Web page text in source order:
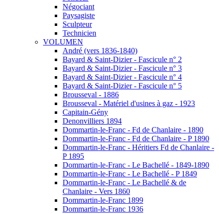
Négociant
Paysagiste
Sculpteur
Technicien
VOLUMEN
André (vers 1836-1840)
Bayard & Saint-Dizier - Fascicule n° 2
Bayard & Saint-Dizier - Fascicule n° 3
Bayard & Saint-Dizier - Fascicule n° 4
Bayard & Saint-Dizier - Fascicule n° 5
Brousseval - 1886
Brousseval - Matériel d'usines à gaz - 1923
Capitain-Gény
Denonvilliers 1894
Dommartin-le-Franc - Fd de Chanlaire - 1890
Dommartin-le-Franc - Fd de Chanlaire - P 1890
Dommartin-le-Franc - Héritiers Fd de Chanlaire -
P 1895
Dommartin-le-Franc - Le Bachellé - 1849-1890
Dommartin-le-Franc - Le Bachellé - P 1849
Dommartin-le-Franc - Le Bachellé & de
Chanlaire - Vers 1860
Dommartin-le-Franc 1899
Dommartin-le-Franc 1936